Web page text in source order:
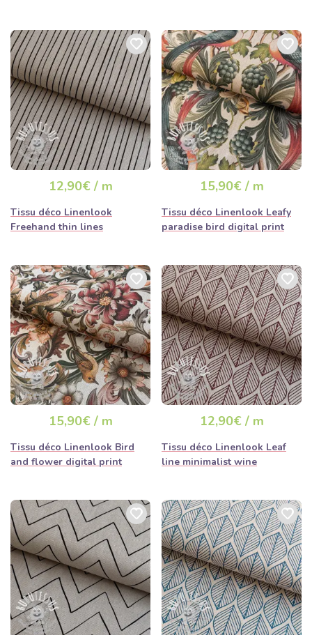
12,90€ / m
Tissu déco Linenlook
Freehand thin lines
15,90€ / m
Tissu déco Linenlook Leafy
paradise bird digital print
15,90€ / m
Tissu déco Linenlook Bird
and flower digital print
12,90€ / m
Tissu déco Linenlook Leaf
line minimalist wine